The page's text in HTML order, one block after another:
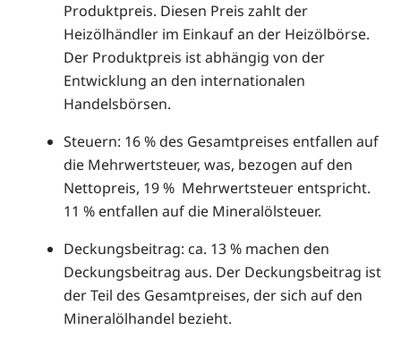
Produktpreis. Diesen Preis zahlt der
Heizölhändler im Einkauf an der Heizölbörse.
Der Produktpreis ist abhängig von der
Entwicklung an den internationalen
Handelsbörsen.
Steuern: 16 % des Gesamtpreises entfallen auf
die Mehrwertsteuer, was, bezogen auf den
Nettopreis, 19 % Mehrwertsteuer entspricht.
11 % entfallen auf die Mineralölsteuer.
Deckungsbeitrag: ca. 13 % machen den
Deckungsbeitrag aus. Der Deckungsbeitrag ist
der Teil des Gesamtpreises, der sich auf den
Mineralölhandel bezieht.